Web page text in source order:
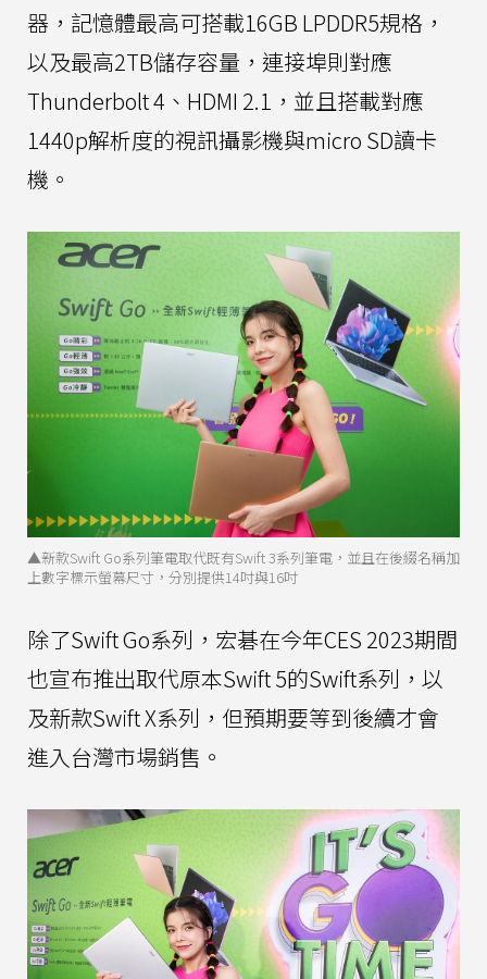
器，記憶體最高可搭載16GB LPDDR5規格，
以及最高2TB儲存容量，連接埠則對應
Thunderbolt 4、HDMI 2.1，並且搭載對應
1440p解析度的視訊攝影機與micro SD讀卡
機。
▲新款Swift Go系列筆電取代既有Swift 3系列筆電，並且在後綴名稱加
上數字標示螢幕尺寸，分別提供14吋與16吋
除了Swift Go系列，宏碁在今年CES 2023期間
也宣布推出取代原本Swift 5的Swift系列，以
及新款Swift X系列，但預期要等到後續才會
進入台灣市場銷售。